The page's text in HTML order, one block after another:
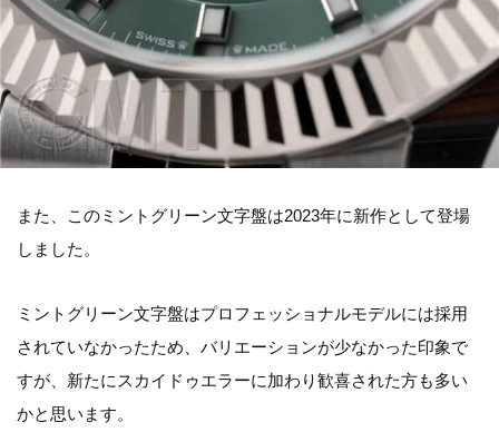
また、このミントグリーン文字盤は2023年に新作として登場
しました。
ミントグリーン文字盤はプロフェッショナルモデルには採用
されていなかったため、バリエーションが少なかった印象で
すが、新たにスカイドゥエラーに加わり歓喜された方も多い
かと思います。